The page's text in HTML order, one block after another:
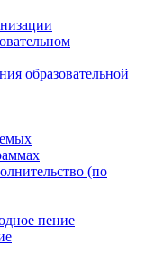
образовательной
(по
пение